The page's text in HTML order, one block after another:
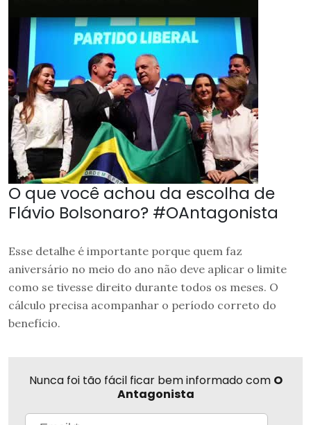
O que você achou da escolha de
Flávio Bolsonaro? #OAntagonista
Esse detalhe é importante porque quem faz
aniversário no meio do ano não deve aplicar o limite
como se tivesse direito durante todos os meses. O
cálculo precisa acompanhar o período correto do
benefício.
Nunca foi tão fácil ficar bem informado com O
Antagonista